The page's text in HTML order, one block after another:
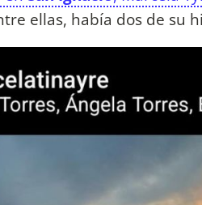
ellas, había dos de su